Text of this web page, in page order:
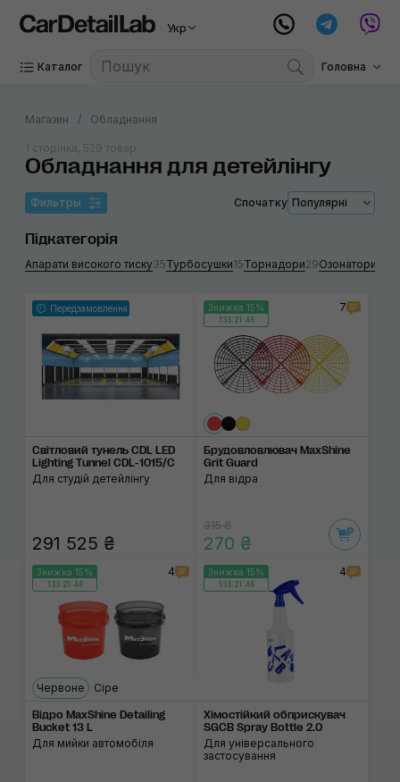
Укр
Каталог Головна
Магазин Обладнання
Обладнання для детейлінгу
1 сторінка, 529 товар
Фильтры Спочатку Популярні
Підкатегорія
Апарати високого тиску35Турбосушки15Торнадори29Озонатори
Передзамовлення
Світловий тунель CDL LED
Lighting Tunnel CDL-1015/C
Для студій детейлінгу
291 525 ₴
Знижка 15%
133:21:46
7
Брудовловлювач MaxShine
Grit Guard
Для відра
315 ₴
270 ₴
Знижка 15%
133:21:46
4
Червоне Сіре
Відро MaxShine Detailing
Bucket 13 L
Для мийки автомобіля
Знижка 15%
133:21:46
4
Хімостійкий обприску­вач
SGCB Spray Bottle 2.0
Для універсального
застосування